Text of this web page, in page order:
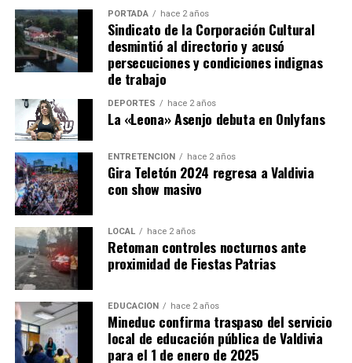
PORTADA hace 2 años
Sindicato de la Corporación Cultural
desmintió al directorio y acusó
persecuciones y condiciones indignas
de trabajo
DEPORTES hace 2 años
La «Leona» Asenjo debuta en Onlyfans
ENTRETENCIÓN hace 2 años
Gira Teletón 2024 regresa a Valdivia
con show masivo
LOCAL hace 2 años
Retoman controles nocturnos ante
proximidad de Fiestas Patrias
EDUCACIÓN hace 2 años
Mineduc confirma traspaso del servicio
local de educación pública de Valdivia
para el 1 de enero de 2025